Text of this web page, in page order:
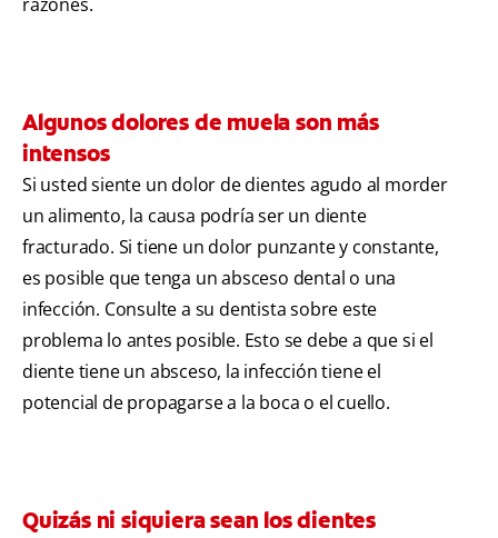
Algunos dolores de muela son más
intensos
Si usted siente un dolor de dientes agudo al morder
un alimento, la causa podría ser un diente
fracturado. Si tiene un dolor punzante y constante,
es posible que tenga un absceso dental o una
infección. Consulte a su dentista sobre este
problema lo antes posible. Esto se debe a que si el
diente tiene un absceso, la infección tiene el
potencial de propagarse a la boca o el cuello.
Quizás ni siquiera sean los dientes